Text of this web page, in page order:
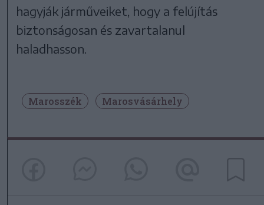
hagyják járműveiket, hogy a felújítás
biztonságosan és zavartalanul
haladhasson.
Marosszék Marosvásárhely